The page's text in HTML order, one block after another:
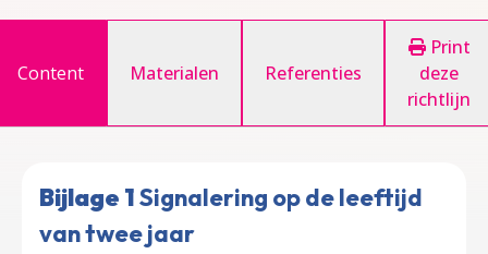
Content Materialen Referenties
Print
deze
richtlijn
Bijlage 1Signalering op de leeftijd
van twee jaar